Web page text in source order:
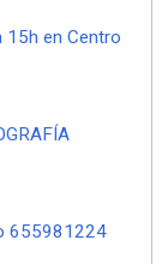
15h en Centro
655981224